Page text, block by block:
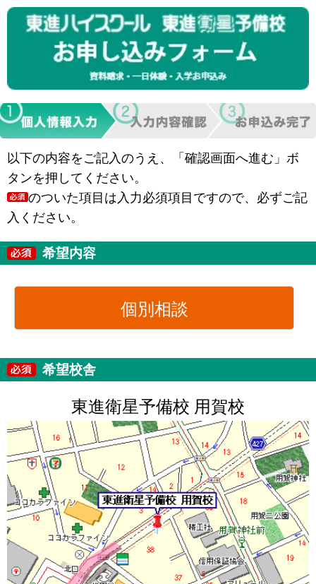
以下の内容をご記入のうえ、「確認画面へ進む」ボ
タンを押してください。
のついた項目は入力必須項目ですので、必ずご記
入ください。
希望内容
個別相談
希望校舎
東進衛星予備校 用賀校